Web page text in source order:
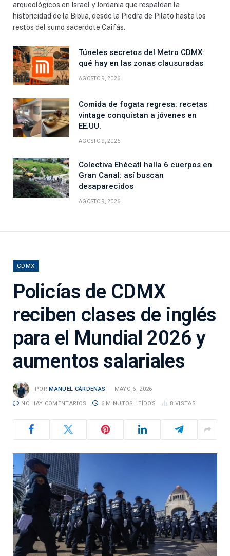
arqueológicos en Israel y Jordania que respaldan la
historicidad de la Biblia, desde la Piedra de Pilato hasta los
restos del sumo sacerdote Caifás.
Túneles secretos del Metro CDMX:
qué hay en las zonas clausuradas
AGOSTO 9, 2026
Comida de fogata regresa: recetas
vintage conquistan a jóvenes en
EE.UU.
AGOSTO 9, 2026
Colectiva Ehécatl halla 6 cuerpos en
Gran Canal: así buscan
desaparecidos
AGOSTO 9, 2026
CDMX
Policías de CDMX
reciben clases de inglés
para el Mundial 2026 y
aumentos salariales
POR MANUEL CÁRDENAS MAYO 6, 2026
NO HAY COMENTARIOS 6 MINUTOS LEÍDOS 8 VISTAS